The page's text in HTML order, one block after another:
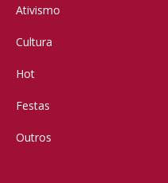
Ativismo
Cultura
Hot
Festas
Outros